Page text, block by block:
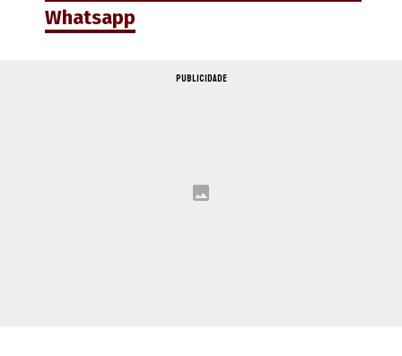
Whatsapp
PUBLICIDADE